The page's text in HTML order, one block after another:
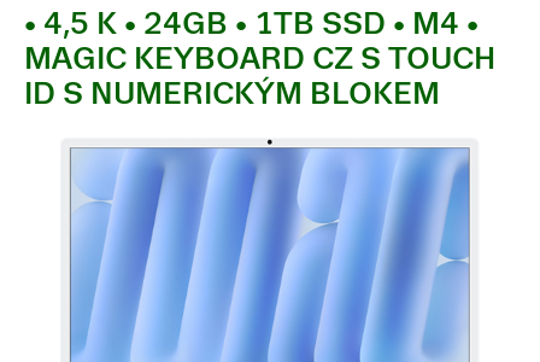
• 4,5 K • 24GB • 1TB SSD • M4 •
MAGIC KEYBOARD CZ S TOUCH
ID S NUMERICKÝM BLOKEM